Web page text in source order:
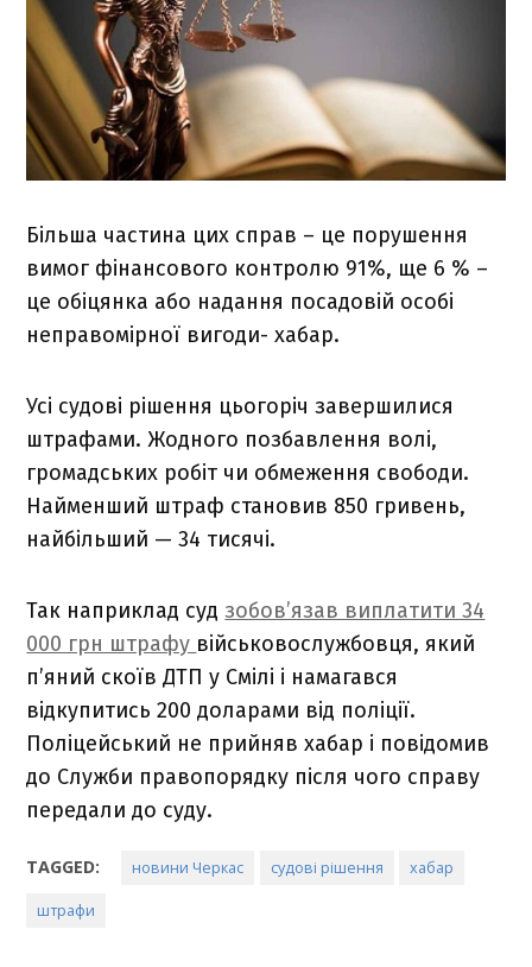
Більша частина цих справ – це порушення
вимог фінансового контролю 91%, ще 6 % –
це обіцянка або надання посадовій особі
неправомірної вигоди- хабар.
Усі судові рішення цьогоріч завершилися
штрафами. Жодного позбавлення волі,
громадських робіт чи обмеження свободи.
Найменший штраф становив 850 гривень,
найбільший — 34 тисячі.
Так наприклад судзобов’язав виплатити 34
000 грн штрафу військовослужбовця, який
п’яний скоїв ДТП у Смілі і намагався
відкупитись 200 доларами від поліції.
Поліцейський не прийняв хабар і повідомив
до Служби правопорядку після чого справу
передали до суду.
TAGGED: новини Черкас судові рішення хабар
штрафи